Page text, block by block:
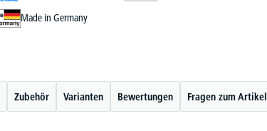
Made in Germany
Zubehör Varianten Bewertungen Fragen zum Artikel